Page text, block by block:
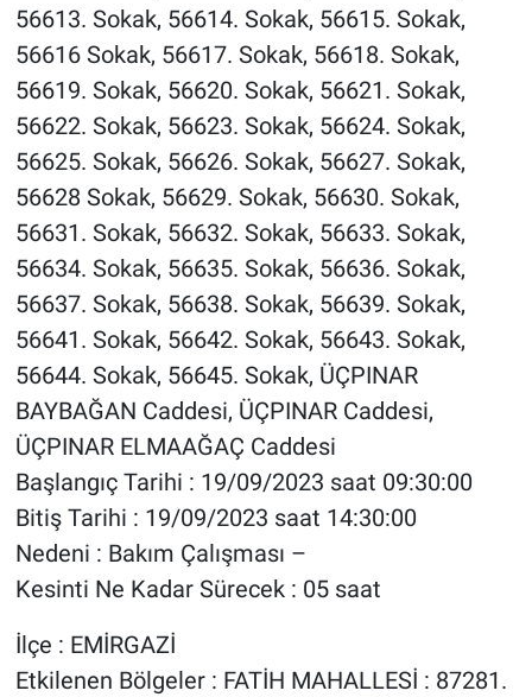
56613. Sokak, 56614. Sokak, 56615. Sokak,
56616 Sokak, 56617. Sokak, 56618. Sokak,
56619. Sokak, 56620. Sokak, 56621. Sokak,
56622. Sokak, 56623. Sokak, 56624. Sokak,
56625. Sokak, 56626. Sokak, 56627. Sokak,
56628 Sokak, 56629. Sokak, 56630. Sokak,
56631. Sokak, 56632. Sokak, 56633. Sokak,
56634. Sokak, 56635. Sokak, 56636. Sokak,
56637. Sokak, 56638. Sokak, 56639. Sokak,
56641. Sokak, 56642. Sokak, 56643. Sokak,
56644. Sokak, 56645. Sokak, ÜÇPINAR
BAYBAĞAN Caddesi, ÜÇPINAR Caddesi,
ÜÇPINAR ELMAAĞAÇ Caddesi
Başlangıç Tarihi : 19/09/2023 saat 09:30:00
Bitiş Tarihi : 19/09/2023 saat 14:30:00
Nedeni : Bakım Çalışması –
Kesinti Ne Kadar Sürecek : 05 saat
İlçe : EMİRGAZİ
Etkilenen Bölgeler : FATİH MAHALLESİ : 87281.